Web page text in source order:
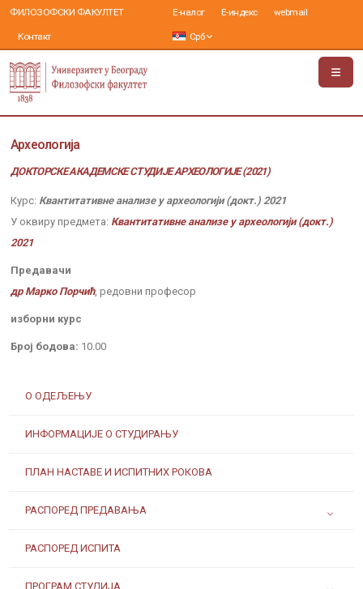
ФИЛОЗОФСКИ ФАКУЛТЕТ
Контакт
Е-налог Е-индекс webmail
Срб
О ОДЕЉЕЊУ
ИНФОРМАЦИЈЕ О СТУДИРАЊУ
ПЛАН НАСТАВЕ И ИСПИТНИХ РОКОВА
РАСПОРЕД ПРЕДАВАЊА
РАСПОРЕД ИСПИТА
ПРОГРАМ СТУДИЈА
Археологија
ДОКТОРСКЕ АКАДЕМСКЕ СТУДИЈЕ АРХЕОЛОГИЈЕ (2021)
Курс: Квантитативне анализе у археологији (докт.) 2021
У оквиру предмета: Квантитативне анализе у археологији (докт.)
2021
Предавачи
др Марко Порчић, редовни професор
изборни курс
Број бодова: 10.00